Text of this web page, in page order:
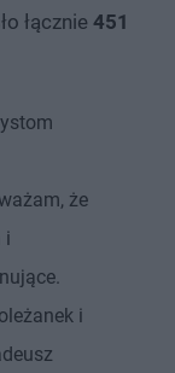
łącznie 451
że
i
i